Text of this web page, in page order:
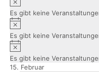
Es gibt keine
Es gibt keine
Es gibt keine
15. Februar